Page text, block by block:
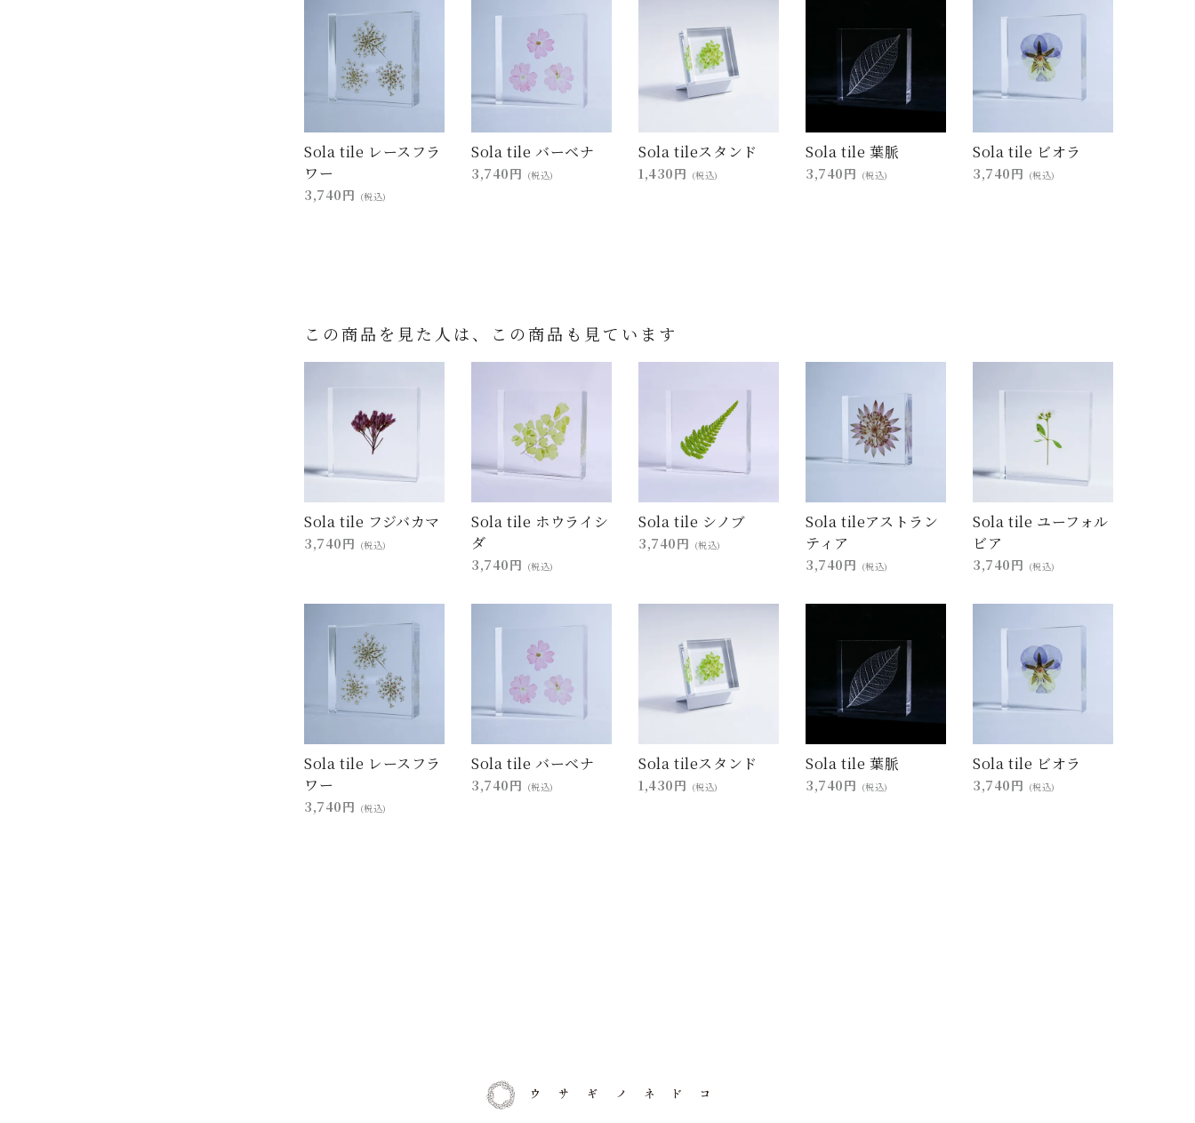
Sola tile レースフラ
ワー
3,740円 (税込)
Sola tile バーベナ
3,740円 (税込)
Sola tileスタンド
1,430円 (税込)
Sola tile 葉脈
3,740円 (税込)
Sola tile ビオラ
3,740円 (税込)
この商品を見た人は、この商品も見ています
Sola tile フジバカマ
3,740円 (税込)
Sola tile ホウライシ
ダ
3,740円 (税込)
Sola tile シノブ
3,740円 (税込)
Sola tileアストラン
ティア
3,740円 (税込)
Sola tile ユーフォル
ビア
3,740円 (税込)
Sola tile レースフラ
ワー
3,740円 (税込)
Sola tile バーベナ
3,740円 (税込)
Sola tileスタンド
1,430円 (税込)
Sola tile 葉脈
3,740円 (税込)
Sola tile ビオラ
3,740円 (税込)